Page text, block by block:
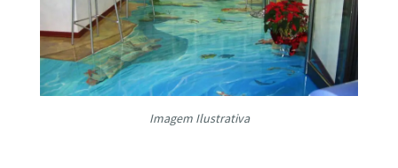
Imagem Ilustrativa